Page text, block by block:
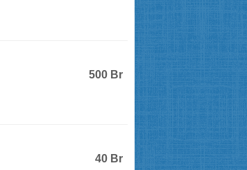
500 Br
40 Br